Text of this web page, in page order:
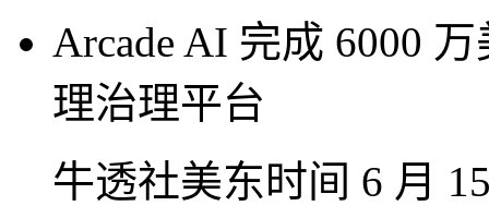
Arcade AI 完成 6000
理治理平台
牛透社美东时间 6 月